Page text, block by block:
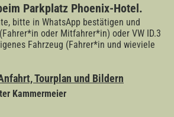
Parkplatz Phoenix-Hotel.
bitte in WhatsApp bestätigen und
oder Mitfahrer*in) oder VW ID.3
Fahrzeug (Fahrer*in und wieviele
Tourplan und Bildern
Kammermeier